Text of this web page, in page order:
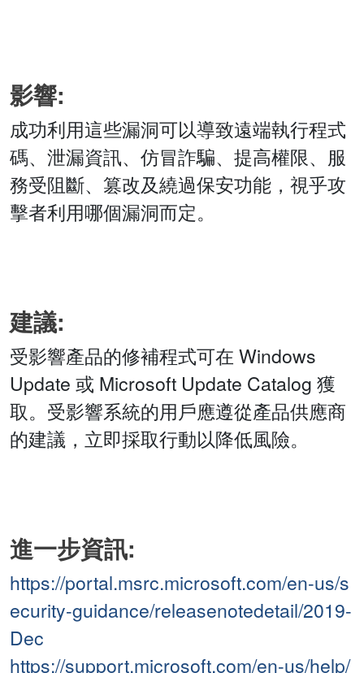
影響:
成功利用這些漏洞可以導致遠端執行程式
碼、泄漏資訊、仿冒詐騙、提高權限、服
務受阻斷、篡改及繞過保安功能，視乎攻
擊者利用哪個漏洞而定。
建議:
受影響產品的修補程式可在 Windows
Update 或 Microsoft Update Catalog 獲
取。受影響系統的用戶應遵從產品供應商
的建議，立即採取行動以降低風險。
進一步資訊:
https://portal.msrc.microsoft.com/en-us/s
ecurity-guidance/releasenotedetail/2019-
Dec
https://support.microsoft.com/en-us/help/